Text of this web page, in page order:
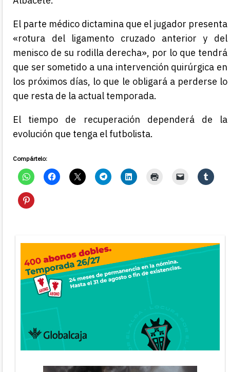
El parte médico dictamina que el jugador presenta
«rotura del ligamento cruzado anterior y del
menisco de su rodilla derecha», por lo que tendrá
que ser sometido a una intervención quirúrgica en
los próximos días, lo que le obligará a perderse lo
que resta de la actual temporada.
El tiempo de recuperación dependerá de la
evolución que tenga el futbolista.
Compártelo: